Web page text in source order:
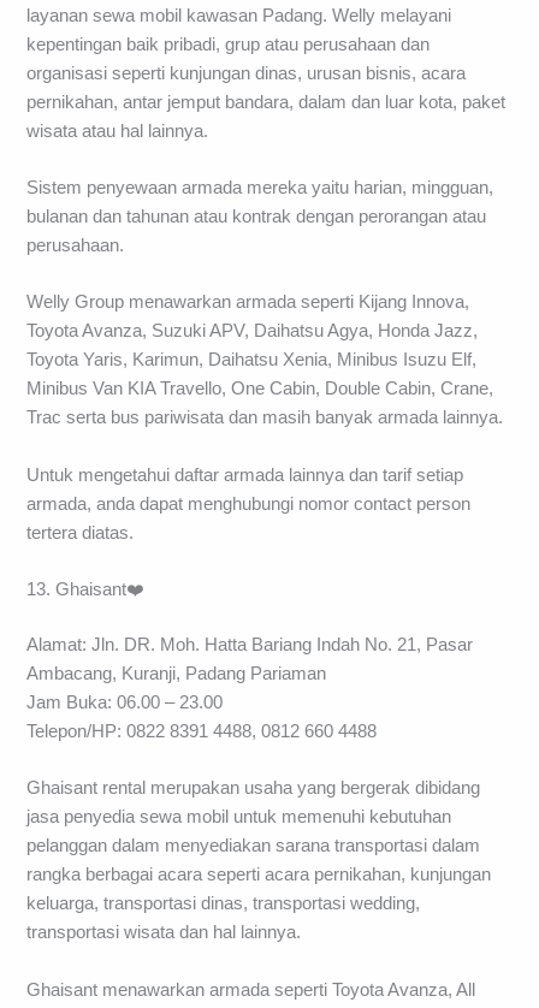
layanan sewa mobil kawasan Padang. Welly melayani
kepentingan baik pribadi, grup atau perusahaan dan
organisasi seperti kunjungan dinas, urusan bisnis, acara
pernikahan, antar jemput bandara, dalam dan luar kota, paket
wisata atau hal lainnya.
Sistem penyewaan armada mereka yaitu harian, mingguan,
bulanan dan tahunan atau kontrak dengan perorangan atau
perusahaan.
Welly Group menawarkan armada seperti Kijang Innova,
Toyota Avanza, Suzuki APV, Daihatsu Agya, Honda Jazz,
Toyota Yaris, Karimun, Daihatsu Xenia, Minibus Isuzu Elf,
Minibus Van KIA Travello, One Cabin, Double Cabin, Crane,
Trac serta bus pariwisata dan masih banyak armada lainnya.
Untuk mengetahui daftar armada lainnya dan tarif setiap
armada, anda dapat menghubungi nomor contact person
tertera diatas.
13. Ghaisant❤️
Alamat: Jln. DR. Moh. Hatta Bariang Indah No. 21, Pasar
Ambacang, Kuranji, Padang Pariaman
Jam Buka: 06.00 – 23.00
Telepon/HP: 0822 8391 4488, 0812 660 4488
Ghaisant rental merupakan usaha yang bergerak dibidang
jasa penyedia sewa mobil untuk memenuhi kebutuhan
pelanggan dalam menyediakan sarana transportasi dalam
rangka berbagai acara seperti acara pernikahan, kunjungan
keluarga, transportasi dinas, transportasi wedding,
transportasi wisata dan hal lainnya.
Ghaisant menawarkan armada seperti Toyota Avanza, All